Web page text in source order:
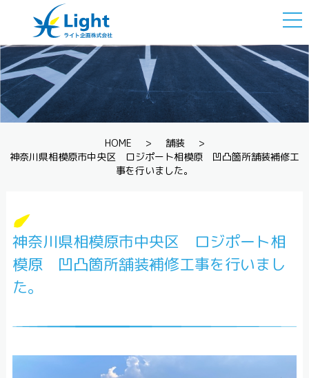
HOME > 舗装
>
神奈川県相模原市中央区 ロジポート相模原 凹凸箇所舗装補修工
事を行いました。
神奈川県相模原市中央区 ロジポート相
模原 凹凸箇所舗装補修工事を行いまし
た。